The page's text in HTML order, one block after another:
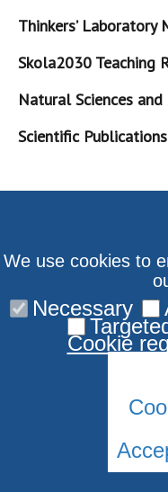
Thinkers’ Laboratory
Skola2030 Teaching
Natural Sciences
Scientific Publications
© 2026
We use cookies to
Necessary
Cookie